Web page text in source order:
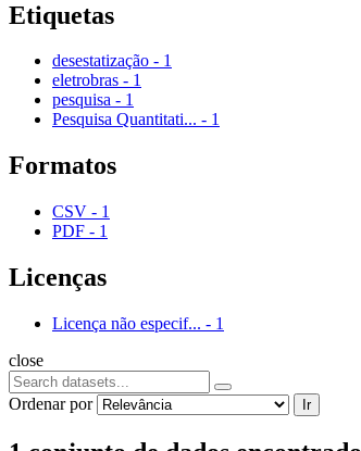
Etiquetas
desestatização - 1
eletrobras - 1
pesquisa - 1
Pesquisa Quantitati... - 1
Formatos
CSV - 1
PDF - 1
Licenças
Licença não especif... - 1
close
Ordenar por Ir